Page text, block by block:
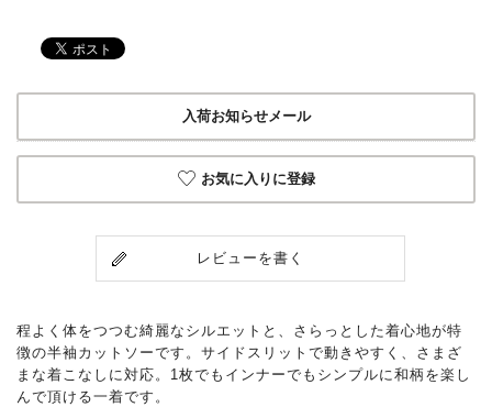
入荷お知らせメール
お気に入りに登録
レビューを書く
程よく体をつつむ綺麗なシルエットと、さらっとした着心地が特
徴の半袖カットソーです。サイドスリットで動きやすく、さまざ
まな着こなしに対応。1枚でもインナーでもシンプルに和柄を楽し
んで頂ける一着です。